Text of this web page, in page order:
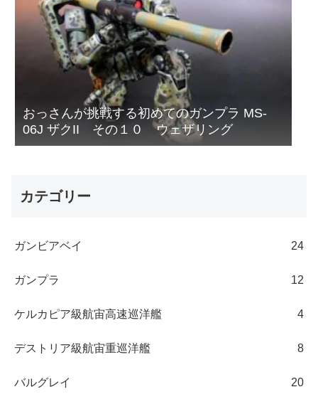
おっさんが挑戦する初めてのガンプラ MS-
06J ザクII その１０ ウェザリング
カテゴリー
ガンビアベイ 24
ガンプラ 12
ケルカピア級航宙高速巡洋艦 4
デストリア級航宙重巡洋艦 8
バルグレイ 20